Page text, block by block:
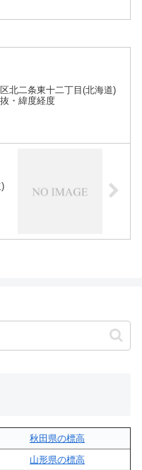
北二条東十二丁目(北海道)
・緯度経度
秋田県の標高
山形県の標高